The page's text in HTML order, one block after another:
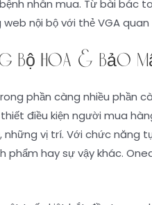
nhân mua. Từ bài bác
nội bộ với thẻ VGA
bộ hóa & bảo
phần càng nhiều phần
điều kiện người mua
những vị trí. Với chức
phẩm hay sự vậy khác.